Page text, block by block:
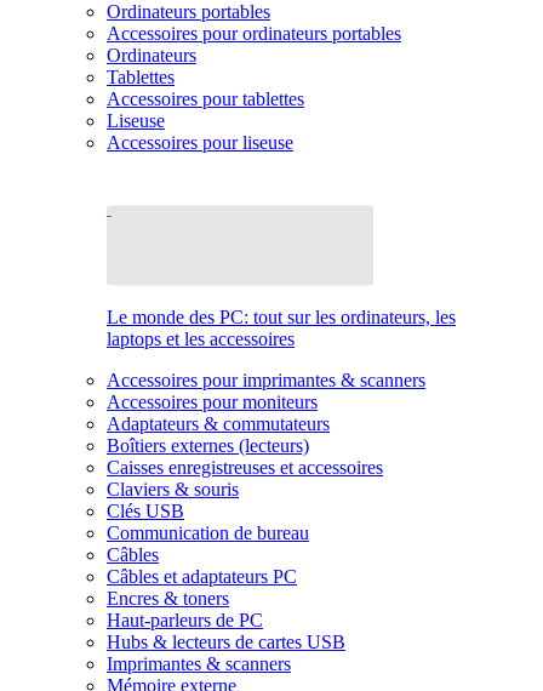
Ordinateurs portables
Accessoires pour ordinateurs portables
Ordinateurs
Tablettes
Accessoires pour tablettes
Liseuse
Accessoires pour liseuse
Le monde des PC: tout sur les ordinateurs, les
laptops et les accessoires
Accessoires pour imprimantes & scanners
Accessoires pour moniteurs
Adaptateurs & commutateurs
Boîtiers externes (lecteurs)
Caisses enregistreuses et accessoires
Claviers & souris
Clés USB
Communication de bureau
Câbles
Câbles et adaptateurs PC
Encres & toners
Haut-parleurs de PC
Hubs & lecteurs de cartes USB
Imprimantes & scanners
Mémoire externe